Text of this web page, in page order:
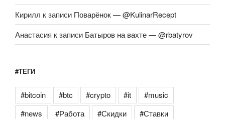
Кирилл к записи Поварёнок — @KulinarRecept
Анастасия к записи Батыров на вахте — @rbatyrov
#ТЕГИ
#bitcoin #btc #crypto #it
#music
#news
#Работа #Скидки
#Ставки